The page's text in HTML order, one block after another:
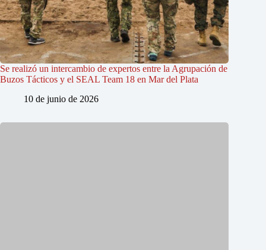
Se realizó un intercambio de expertos entre la Agrupación de
Buzos Tácticos y el SEAL Team 18 en Mar del Plata
10 de junio de 2026